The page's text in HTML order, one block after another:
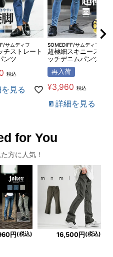
サムディフ
チストレート
ンツ
税込
見る
SOMEDIFF/サムディフ
超極細スキニーストレ
ッチデニムパンツ
再入荷
¥3,960 税込
詳細を見る
for You
方に人気！
円 (税込) 16,500円 (税込)